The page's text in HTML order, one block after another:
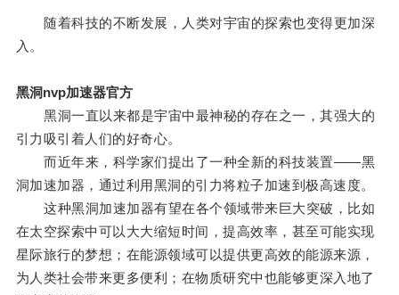
随着科技的不断发展，人类对宇宙的探索也变得更加深
入。
黑洞nvp加速器官方
黑洞一直以来都是宇宙中最神秘的存在之一，其强大的
引力吸引着人们的好奇心。
而近年来，科学家们提出了一种全新的科技装置——黑
洞加速加器，通过利用黑洞的引力将粒子加速到极高速度。
这种黑洞加速加器有望在各个领域带来巨大突破，比如
在太空探索中可以大大缩短时间，提高效率，甚至可能实现
星际旅行的梦想；在能源领域可以提供更高效的能源来源，
为人类社会带来更多便利；在物质研究中也能够更深入地了